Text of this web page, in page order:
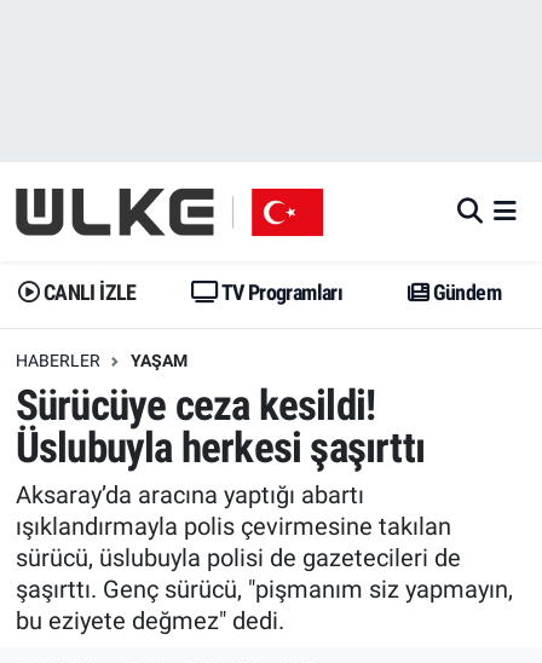
CANLI İZLE TV Programları Gündem
HABERLER YAŞAM
Sürücüye ceza kesildi!
Üslubuyla herkesi şaşırttı
Aksaray’da aracına yaptığı abartı
ışıklandırmayla polis çevirmesine takılan
sürücü, üslubuyla polisi de gazetecileri de
şaşırttı. Genç sürücü, "pişmanım siz yapmayın,
bu eziyete değmez" dedi.
Gündem
Dünya
Erişim Bilgileri
Ekonomi
Trend
Özel Haberler
Gündem
Trend
Erişim Bilgileri
Spor
Ekonomi
Dünya
İstanbul Namaz Vakitleri
Trafik Durumu
Erişim Bilgileri
Tüm Manşetler
Son Dakika Haberleri
Haber Arşivi